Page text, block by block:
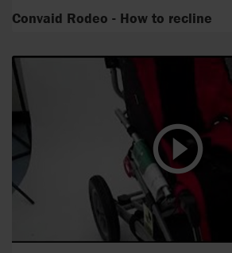
Convaid Rodeo - How to recline